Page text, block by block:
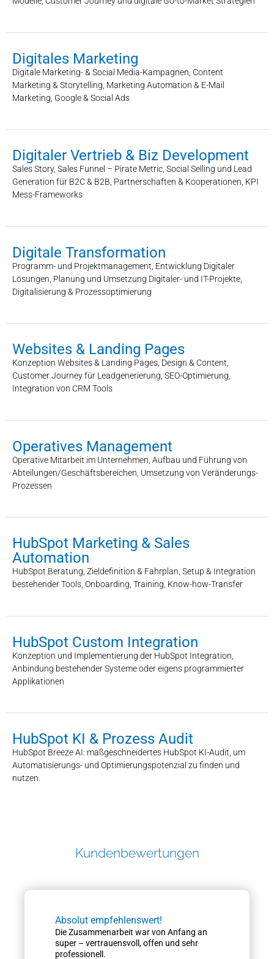
Digitales Marketing
Digitale Marketing- & Social Media-Kampagnen, Content
Marketing & Storytelling, Marketing Automation & E-Mail
Marketing, Google & Social Ads
Digitaler Vertrieb & Biz Development
Sales Story, Sales Funnel – Pirate Metric, Social Selling und Lead
Generation für B2C & B2B, Partnerschaften & Kooperationen, KPI
Mess-Frameworks
Digitale Transformation
Programm- und Projektmanagement, Entwicklung Digitaler
Lösungen, Planung und Umsetzung Digitaler- und IT-Projekte,
Digitalisierung & Prozessoptimierung
Websites & Landing Pages
Konzeption Websites & Landing Pages, Design & Content,
Customer Journey für Leadgenerierung, SEO-Optimierung,
Integration von CRM Tools
Operatives Management
Operative Mitarbeit im Unternehmen, Aufbau und Führung von
Abteilungen/Geschäftsbereichen, Umsetzung von Veränderungs-
Prozessen
HubSpot Marketing & Sales
Automation
HubSpot Beratung, Zieldefinition & Fahrplan, Setup & Integration
bestehender Tools, Onboarding, Training, Know-how-Transfer
HubSpot Custom Integration
Konzeption und Implementierung der HubSpot Integration,
Anbindung bestehender Systeme oder eigens programmierter
Applikationen
HubSpot KI & Prozess Audit
HubSpot Breeze AI: maßgeschneidertes HubSpot KI-Audit, um
Automatisierungs- und Optimierungspotenzial zu finden und
nutzen.
Kundenbewertungen
Absolut empfehlenswert!
Die Zusammenarbeit war von Anfang an
super – vertrauensvoll, offen und sehr
professionell.